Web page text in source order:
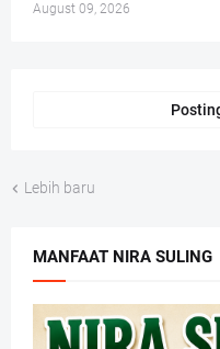
August 09, 2026
Lebih baru
MANFAAT NIRA SULING